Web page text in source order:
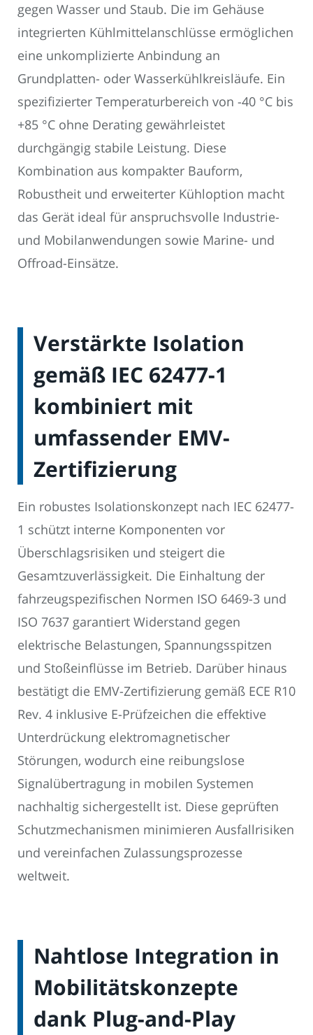
gegen Wasser und Staub. Die im Gehäuse
integrierten Kühlmittelanschlüsse ermöglichen
eine unkomplizierte Anbindung an
Grundplatten- oder Wasserkühlkreisläufe. Ein
spezifizierter Temperaturbereich von -40 °C bis
+85 °C ohne Derating gewährleistet
durchgängig stabile Leistung. Diese
Kombination aus kompakter Bauform,
Robustheit und erweiterter Kühloption macht
das Gerät ideal für anspruchsvolle Industrie-
und Mobilanwendungen sowie Marine- und
Offroad-Einsätze.
Verstärkte Isolation
gemäß IEC 62477-1
kombiniert mit
umfassender EMV-
Zertifizierung
Ein robustes Isolationskonzept nach IEC 62477-
1 schützt interne Komponenten vor
Überschlagsrisiken und steigert die
Gesamtzuverlässigkeit. Die Einhaltung der
fahrzeugspezifischen Normen ISO 6469-3 und
ISO 7637 garantiert Widerstand gegen
elektrische Belastungen, Spannungsspitzen
und Stoßeinflüsse im Betrieb. Darüber hinaus
bestätigt die EMV-Zertifizierung gemäß ECE R10
Rev. 4 inklusive E-Prüfzeichen die effektive
Unterdrückung elektromagnetischer
Störungen, wodurch eine reibungslose
Signalübertragung in mobilen Systemen
nachhaltig sichergestellt ist. Diese geprüften
Schutzmechanismen minimieren Ausfallrisiken
und vereinfachen Zulassungsprozesse
weltweit.
Nahtlose Integration in
Mobilitätskonzepte
dank Plug-and-Play